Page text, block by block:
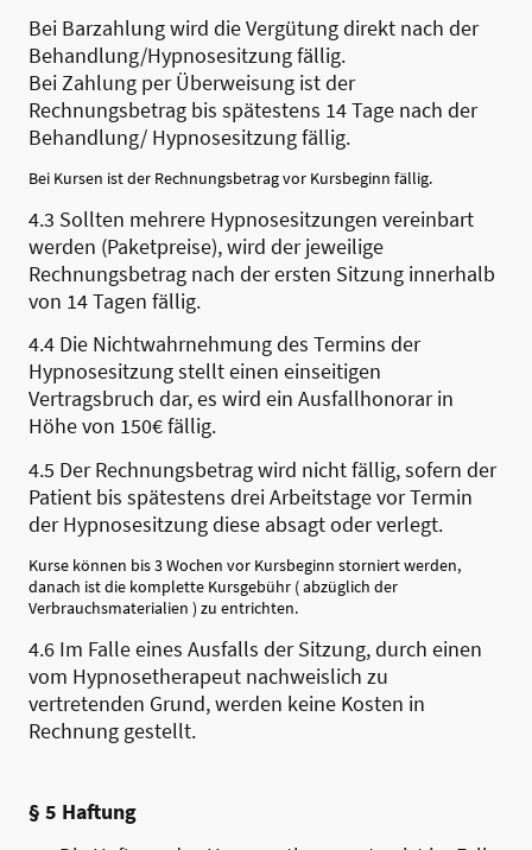
Bei Barzahlung wird die Vergütung direkt nach der
Behandlung/Hypnosesitzung fällig.
Bei Zahlung per Überweisung ist der
Rechnungsbetrag bis spätestens 14 Tage nach der
Behandlung/ Hypnosesitzung fällig.
Bei Kursen ist der Rechnungsbetrag vor Kursbeginn fällig.
4.3 Sollten mehrere Hypnosesitzungen vereinbart
werden (Paketpreise), wird der jeweilige
Rechnungsbetrag nach der ersten Sitzung innerhalb
von 14 Tagen fällig.
4.4 Die Nichtwahrnehmung des Termins der
Hypnosesitzung stellt einen einseitigen
Vertragsbruch dar, es wird ein Ausfallhonorar in
Höhe von 150€ fällig.
4.5 Der Rechnungsbetrag wird nicht fällig, sofern der
Patient bis spätestens drei Arbeitstage vor Termin
der Hypnosesitzung diese absagt oder verlegt.
Kurse können bis 3 Wochen vor Kursbeginn storniert werden,
danach ist die komplette Kursgebühr ( abzüglich der
Verbrauchsmaterialien ) zu entrichten.
4.6 Im Falle eines Ausfalls der Sitzung, durch einen
vom Hypnosetherapeut nachweislich zu
vertretenden Grund, werden keine Kosten in
Rechnung gestellt.
§ 5 Haftung